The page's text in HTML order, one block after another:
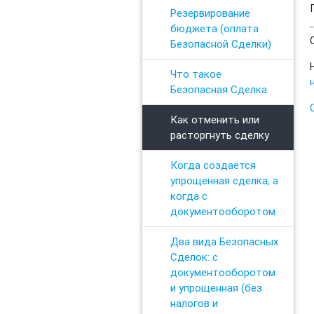
Резервирование
бюджета (оплата
Безопасной Сделки)
Что такое
Безопасная Сделка
Как отменить или
расторгнуть сделку
Когда создается
упрощенная сделка, а
когда с
документооборотом
Два вида Безопасных
Сделок: с
документооборотом
и упрощенная (без
налогов и